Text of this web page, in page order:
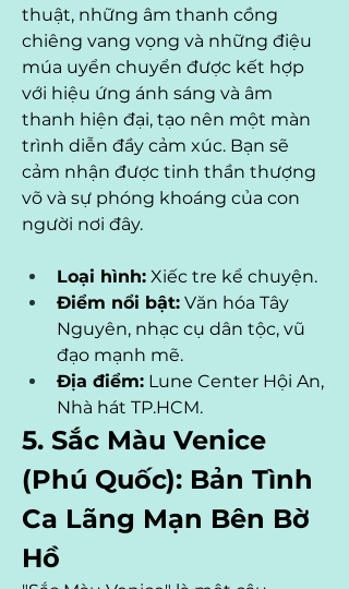
thuật, những âm thanh cồng
chiêng vang vọng và những điệu
múa uyển chuyển được kết hợp
với hiệu ứng ánh sáng và âm
thanh hiện đại, tạo nên một màn
trình diễn đầy cảm xúc. Bạn sẽ
cảm nhận được tinh thần thượng
võ và sự phóng khoáng của con
người nơi đây.
Loại hình: Xiếc tre kể chuyện.
Điểm nổi bật: Văn hóa Tây
Nguyên, nhạc cụ dân tộc, vũ
đạo mạnh mẽ.
Địa điểm: Lune Center Hội An,
Nhà hát TP.HCM.
5. Sắc Màu Venice
(Phú Quốc): Bản Tình
Ca Lãng Mạn Bên Bờ
Hồ